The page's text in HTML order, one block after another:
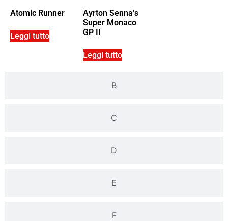
B
C
D
E
F
Atomic Runner
Leggi tutto
Ayrton Senna’s
Super Monaco
GP II
Leggi tutto